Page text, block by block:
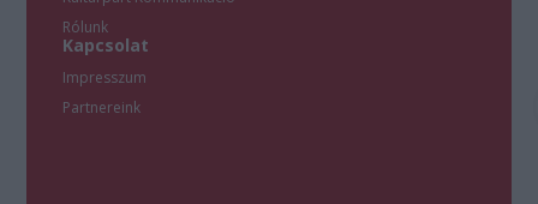
Rólunk
Kapcsolat
Impresszum
Partnereink